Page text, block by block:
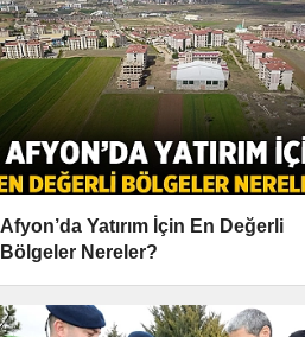
Afyon’da Yatırım İçin En Değerli
Bölgeler Nereler?